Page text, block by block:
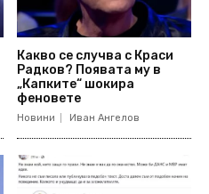
Какво се случва с Краси
Радков? Появата му в
„Капките“ шокира
феновете
Новини Иван Ангелов